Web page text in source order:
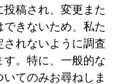
投稿され、変更また
できないため、私た
されないように調査
す。特に、一般的な
いてのみお尋ねしま